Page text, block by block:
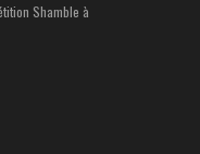
Shamble à